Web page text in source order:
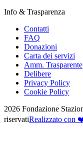
Info & Trasparenza
Contatti
FAQ
Donazioni
Carta dei servizi
Amm. Trasparente
Delibere
Privacy Policy
Cookie Policy
2026 Fondazione
riservatiRealizzato con